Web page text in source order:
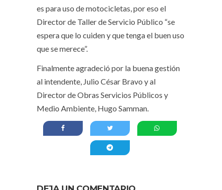
es para uso de motocicletas, por eso el
Director de Taller de Servicio Público “se
espera que lo cuiden y que tenga el buen uso
que se merece”.
Finalmente agradeció por la buena gestión
al intendente, Julio César Bravo y al
Director de Obras Servicios Públicos y
Medio Ambiente, Hugo Samman.